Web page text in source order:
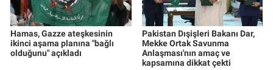
Hamas, Gazze ateşkesinin
ikinci aşama planına "bağlı
olduğunu" açıkladı
Pakistan Dışişleri Bakanı Dar,
Mekke Ortak Savunma
Anlaşması'nın amaç ve
kapsamına dikkat çekti